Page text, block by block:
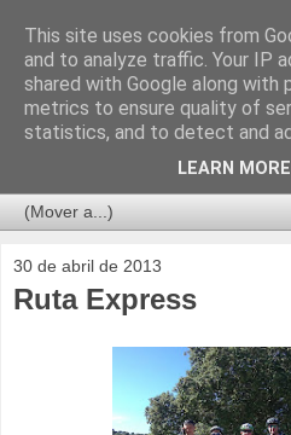
30 de abril de 2013
Ruta Express
This site uses cookies from
and to analyze traffic. Your IP
shared with Google along with
metrics to ensure quality of
statistics, and to detect and
LEARN MORE